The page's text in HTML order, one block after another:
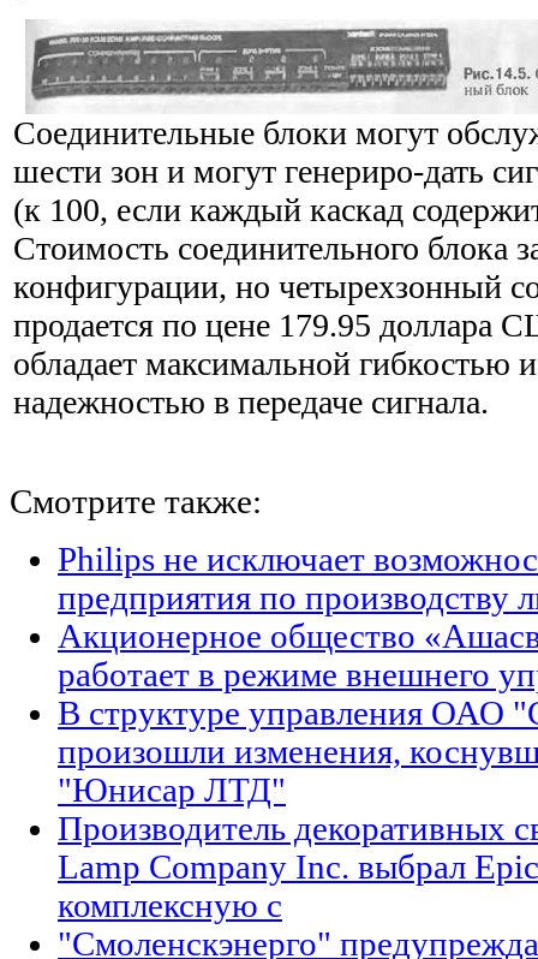
Соединительные блоки могут
шести зон и могут генериро-дать
(к 100, если каждый каскад
Стоимость соединительного блока
конфигурации, но четырехзонный
продается по цене 179.95 доллара
обладает максимальной гибкостью
надежностью в передаче сигнала.
Смотрите также:
Philips не исключает
предприятия по
Акционерное общество
работает в режиме внешнего
В структуре управления ОАО
произошли изменения,
"Юнисар ЛТД"
Производитель декоративных
Lamp Company Inc. выбрал
комплексную с
"Смоленскэнерго"